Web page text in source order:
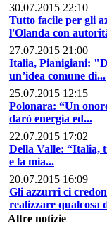
30.07.2015 22:10
Tutto facile per gli
l'Olanda con
27.07.2015 21:00
Italia, Pianigiani:
un’idea comune di...
25.07.2015 12:15
Polonara: “Un
darò energia ed...
22.07.2015 17:02
Della Valle: “Italia,
e la mia...
20.07.2015 16:09
Gli azzurri ci
realizzare qualcosa
Altre notizie